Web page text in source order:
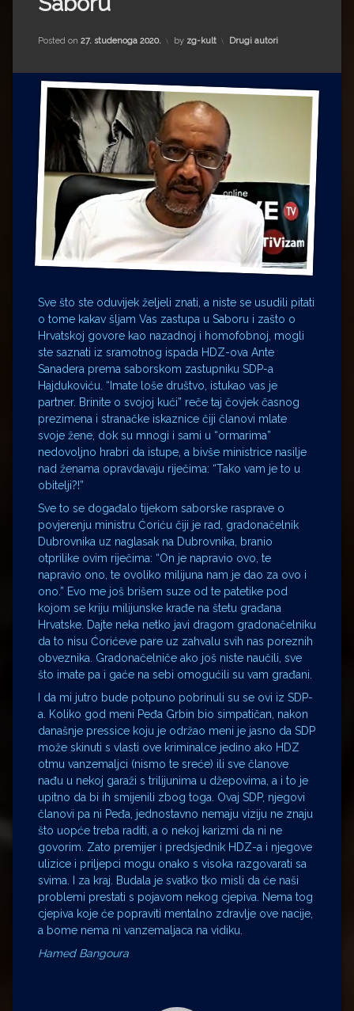
Impressum
Milenko Strižak
Drugi autori
Drugi autori
Matea Andrić
Ljiljana Lekanić-Kljaić
Željko Krznarić
Mario Lovreković
Miroslav Šantek
Posted on 27. studenoga 2020. by zg-kult Kategorije:
Drugi autori
Sve što ste oduvijek željeli znati, a niste se usudili pitati
o tome kakav šljam Vas zastupa u Saboru i zašto o
Hrvatskoj govore kao nazadnoj i homofobnoj, mogli
ste saznati iz sramotnog ispada HDZ-ova Ante
Sanadera prema saborskom zastupniku SDP-a
Hajdukoviću. “Imate loše društvo, istukao vas je
partner. Brinite o svojoj kući” reče taj čovjek časnog
prezimena i stranačke iskaznice čiji članovi mlate
svoje žene, dok su mnogi i sami u “ormarima”
nedovoljno hrabri da istupe, a bivše ministrice nasilje
nad ženama opravdavaju riječima: “Tako vam je to u
obitelji?!”
Sve to se događalo tijekom saborske rasprave o
povjerenju ministru Ćoriću čiji je rad, gradonačelnik
Dubrovnika uz naglasak na Dubrovnika, branio
otprilike ovim riječima: “On je napravio ovo, te
napravio ono, te ovoliko milijuna nam je dao za ovo i
ono.” Evo me još brišem suze od te patetike pod
kojom se kriju milijunske krađe na štetu građana
Hrvatske. Dajte neka netko javi dragom gradonačelniku
da to nisu Ćorićeve pare uz zahvalu svih nas poreznih
obveznika. Gradonačelniče ako još niste naučili, sve
što imate pa i gaće na sebi omogućili su vam građani.
I da mi jutro bude potpuno pobrinuli su se ovi iz SDP-
a. Koliko god meni Peđa Grbin bio simpatičan, nakon
današnje pressice koju je održao meni je jasno da SDP
može skinuti s vlasti ove kriminalce jedino ako HDZ
otmu vanzemaljci (nismo te sreće) ili sve članove
nađu u nekoj garaži s trilijunima u džepovima, a i to je
upitno da bi ih smijenili zbog toga. Ovaj SDP, njegovi
članovi pa ni Peđa, jednostavno nemaju viziju ne znaju
što uopće treba raditi, a o nekoj karizmi da ni ne
govorim. Zato premijer i predsjednik HDZ-a i njegove
ulizice i priljepci mogu onako s visoka razgovarati sa
svima. I za kraj. Budala je svatko tko misli da će naši
problemi prestati s pojavom nekog cjepiva. Nema tog
cjepiva koje će popraviti mentalno zdravlje ove nacije,
a bome nema ni vanzemaljaca na vidiku.
Hamed Bangoura